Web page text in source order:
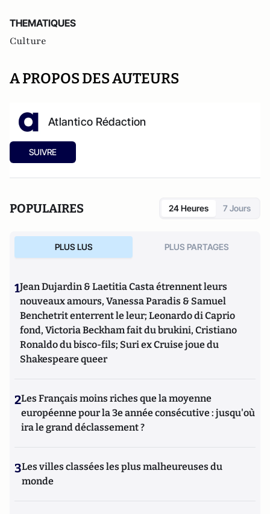
THEMATIQUES
Culture
A PROPOS DES AUTEURS
Atlantico Rédaction
SUIVRE
POPULAIRES 24 Heures 7 Jours
PLUS LUS PLUS PARTAGES
1Jean Dujardin & Laetitia Casta étrennent leurs
nouveaux amours, Vanessa Paradis & Samuel
Benchetrit enterrent le leur; Leonardo di Caprio
fond, Victoria Beckham fait du brukini, Cristiano
Ronaldo du bisco-fils; Suri ex Cruise joue du
Shakespeare queer
2Les Français moins riches que la moyenne
européenne pour la 3e année consécutive : jusqu'où
ira le grand déclassement ?
3Les villes classées les plus malheureuses du
monde